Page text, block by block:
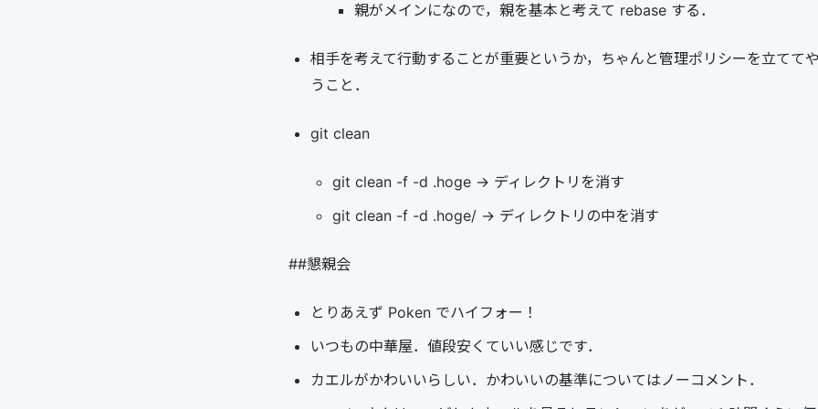
親がメインになので，親を基本と考えて rebase する．
相手を考えて行動することが重要というか，ちゃんと管理ポリシーを立てて
うこと．
git clean
git clean -f -d .hoge -> ディレクトリを消す
git clean -f -d .hoge/ -> ディレクトリの中を消す
##懇親会
とりあえず Poken でハイフォー！
いつもの中華屋．値段安くていい感じです．
カエルがかわいいらしい．かわいいの基準についてはノーコメント．